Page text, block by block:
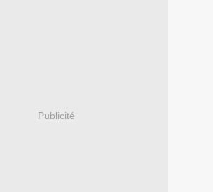
Publicité